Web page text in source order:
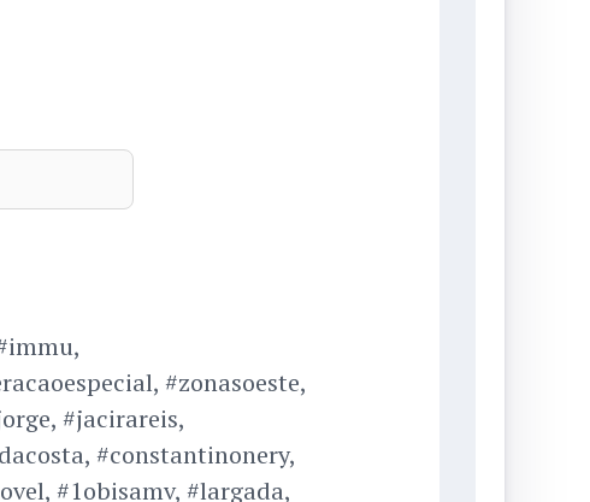
#zonasoeste,
#jacirareis,
#constantinonery,
#1obisamv, #largada,